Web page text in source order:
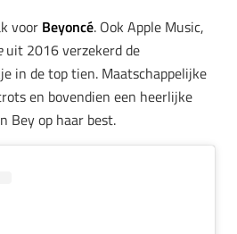
voor Beyoncé. Ook Apple Music,
uit 2016 verzekerd de
in de top tien. Maatschappelijke
en bovendien een heerlijke
Bey op haar best.